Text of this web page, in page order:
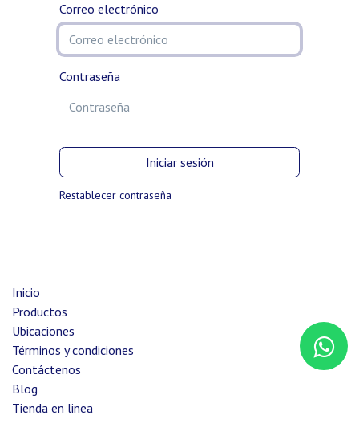
Correo electrónico
Contraseña
Iniciar sesión
Restablecer contraseña
Inicio
Productos
Ubicaciones
Términos y condiciones
Contáctenos
Blog
Tienda en linea